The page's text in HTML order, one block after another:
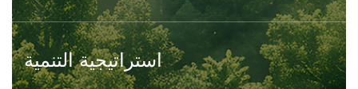
استراتيجية التنمية